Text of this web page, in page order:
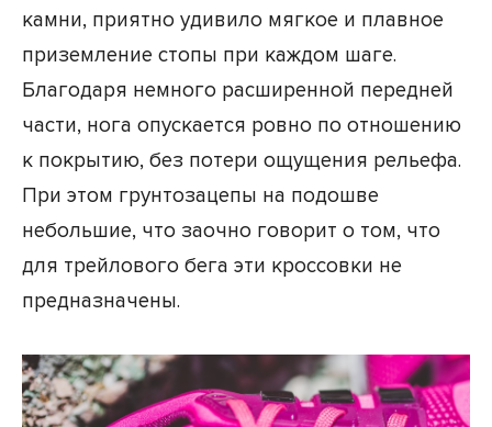
камни, приятно удивило мягкое и плавное
приземление стопы при каждом шаге.
Благодаря немного расширенной передней
части, нога опускается ровно по отношению
к покрытию, без потери ощущения рельефа.
При этом грунтозацепы на подошве
небольшие, что заочно говорит о том, что
для трейлового бега эти кроссовки не
предназначены.